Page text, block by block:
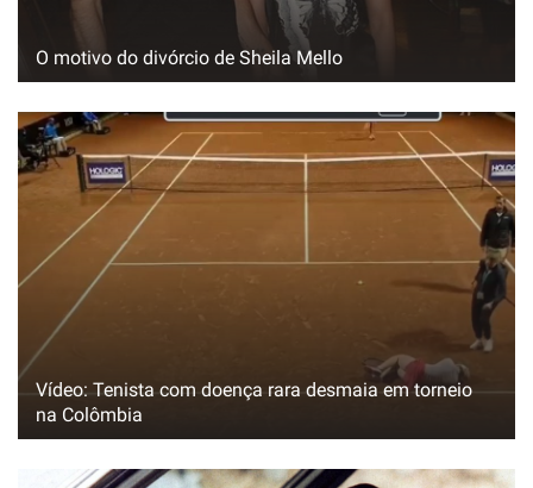
O motivo do divórcio de Sheila Mello
Vídeo: Tenista com doença rara desmaia em torneio
na Colômbia